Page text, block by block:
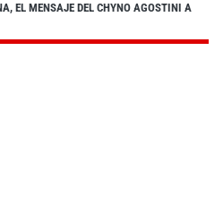
EL MENSAJE DEL CHYNO AGOSTINI A